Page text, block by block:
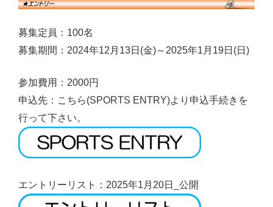
募集定員：100名
募集期間：2024年12月13日(金)～2025年1月19日(日)
参加費用：2000円
申込先：こちら(SPORTS ENTRY)より申込手続きを
行って下さい。
エントリーリスト：2025年1月20日_公開